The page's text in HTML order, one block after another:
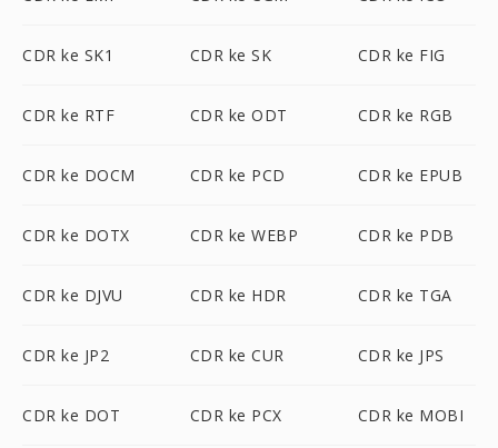
CDR ke SK1 CDR ke SK CDR ke FIG
CDR ke RTF CDR ke ODT CDR ke RGB
CDR ke DOCM CDR ke PCD CDR ke EPUB
CDR ke DOTX CDR ke WEBP CDR ke PDB
CDR ke DJVU CDR ke HDR CDR ke TGA
CDR ke JP2 CDR ke CUR CDR ke JPS
CDR ke DOT CDR ke PCX CDR ke MOBI